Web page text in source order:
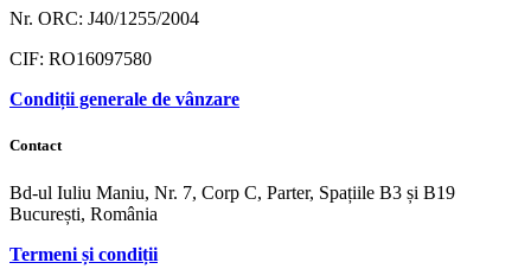
Nr. ORC: J40/1255/2004
CIF: RO16097580
Condiții generale de vânzare
Contact
Bd-ul Iuliu Maniu, Nr. 7, Corp C, Parter, Spațiile B3 și B19
București, România
Termeni și condiții